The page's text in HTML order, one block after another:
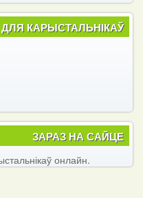
КАРЫСТАЛЬНІКАЎ
ЗАРАЗ НА САЙЦЕ
онлайн.